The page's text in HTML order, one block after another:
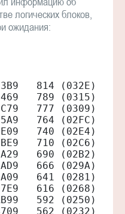
логических блоков,
ожидания:
814 (032E)
789 (0315)
777 (0309)
764 (02FC)
740 (02E4)
710 (02C6)
690 (02B2)
666 (029A)
641 (0281)
616 (0268)
592 (0250)
562 (0232)